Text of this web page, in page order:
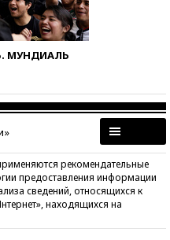
МУНДИАЛЬ
рекомендательные
предоставления информации
сведений, относящихся к
находящихся на